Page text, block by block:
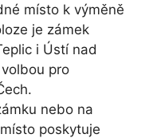
místo k výměně
je zámek
i Ústí nad
pro
nebo na
poskytuje